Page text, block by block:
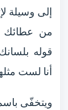
إلى وسيلة
من عطائك
قوله
أنا لست
ويتخفّى